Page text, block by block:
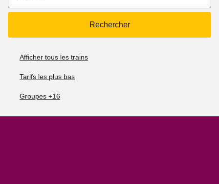
Rechercher
Afficher tous les trains
Tarifs les plus bas
Groupes +16